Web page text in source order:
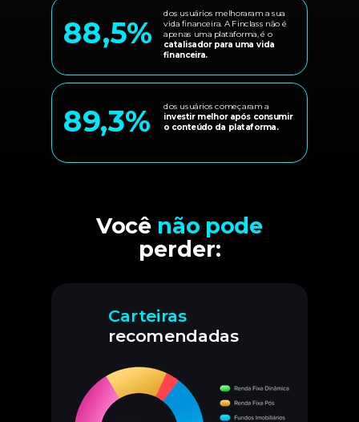
dos usuários melhoraram a sua
vida financeira. A Finclass não é
apenas uma plataforma, é o
catalisador para uma vida
financeira.
88,5%
dos usuários começaram a
investir melhor após consumir
o conteúdo da plataforma.
89,3%
Carteiras
recomendadas
Você não pode
perder: